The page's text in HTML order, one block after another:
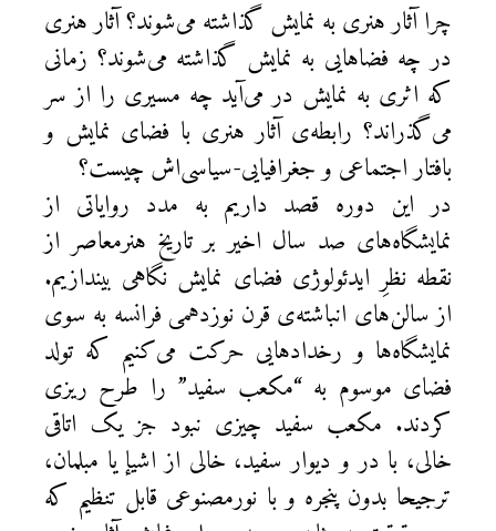
چرا آثار هنری به نمایش گذاشته می‌شوند؟ آثار هنری
در چه فضاهایی به نمایش گذاشته می‌شوند؟ زمانی
که اثری به نمایش در می‌آید چه مسیری را از سر
می‌گذراند؟ رابطه‌ی آثار هنری با فضای نمایش و
بافتار اجتماعی و جغرافیایی-سیاسی‌اش چیست؟
در این دوره قصد داریم به مدد روایاتی از
نمایشگاه‌های صد سال اخیر بر تاریخ هنرمعاصر از
نقطه نظرِ ایدئولوژی فضای نمایش نگاهی بیندازیم.
از سالن‌های انباشته‌ی قرن نوزدهمی فرانسه به سوی
نمایشگاه‌ها و رخدادهایی حرکت می‌کنیم که تولد
فضای موسوم به “مکعب سفید” را طرح ریزی
کردند. مکعب سفید چیزی نبود جز یک اتاقی
خالی، با در و دیوار سفید، خالی از اشیإ یا مبلمان،
ترجیحا بدون پنجره و با نورمصنوعی قابل تنظیم که